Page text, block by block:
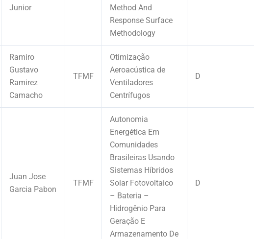
Junior
Method And
Response Surface
Methodology
Ramiro
Gustavo
Ramirez
Camacho
TFMF
Otimização
Aeroacústica de
Ventiladores
Centrífugos
D
Juan Jose
Garcia Pabon
TFMF
Autonomia
Energética Em
Comunidades
Brasileiras Usando
Sistemas Híbridos
Solar Fotovoltaico
– Bateria –
Hidrogênio Para
Geração E
Armazenamento De
D